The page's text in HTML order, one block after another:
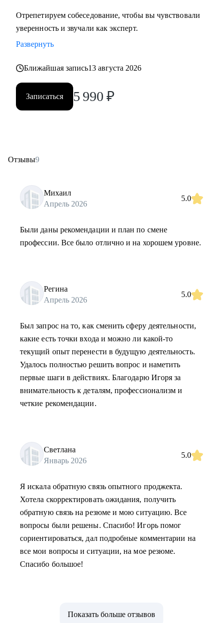
Отрепетируем собеседование, чтобы вы чувствовали
уверенность и звучали как эксперт.
Развернуть
Ближайшая запись13 августа 2026
Записаться 5 990 ₽
Отзывы9
Михаил
Апрель 2026
5.0
Были даны рекомендации и план по смене
профессии. Все было отлично и на хорошем уровне.
Регина
Апрель 2026
5.0
Был запрос на то, как сменить сферу деятельности,
какие есть точки входа и можно ли какой-то
текущий опыт перенести в будущую деятельность.
Удалось полностью решить вопрос и наметить
первые шаги в действиях. Благодарю Игоря за
внимательность к деталям, профессионализм и
четкие рекомендации.
Светлана
Январь 2026
5.0
Я искала обратную связь опытного проджекта.
Хотела скорректировать ожидания, получить
обратную связь на резюме и мою ситуацию. Все
вопросы были решены. Спасибо! Игорь помог
сориентироваться, дал подробные комментарии на
все мои вопросы и ситуации, на мое резюме.
Спасибо большое!
Показать больше отзывов